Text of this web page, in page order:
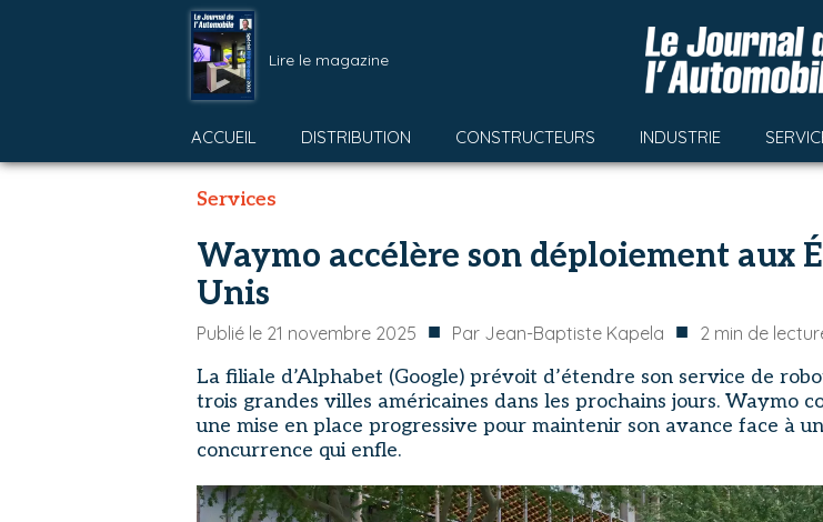
Lire le magazine
ACCUEIL DISTRIBUTION CONSTRUCTEURS INDUSTRIE
Services
Waymo accélère son déploiement aux
Unis
Publié le 21 novembre 2025 ■ Par Jean-Baptiste Kapela ■ 2 min de
La filiale d’Alphabet (Google) prévoit d’étendre son service de
trois grandes villes américaines dans les prochains jours. Waymo
une mise en place progressive pour maintenir son avance face à
concurrence qui enfle.